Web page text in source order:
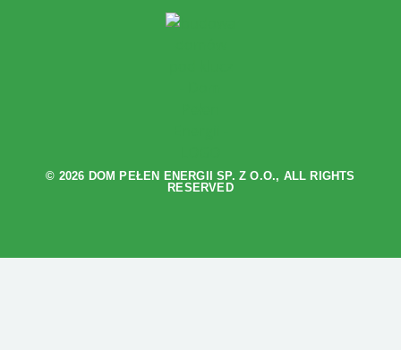
© 2026 DOM PEŁEN ENERGII SP. Z O.O., ALL RIGHTS
RESERVED